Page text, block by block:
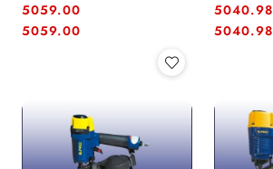
Cena:
5059.00
Cena:
5059.00 Cena:
5040.98
Cena:
5040.98